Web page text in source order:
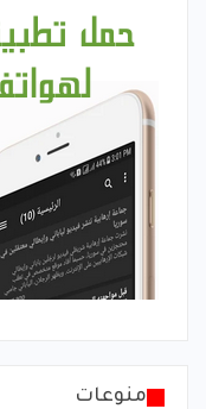
منوعات